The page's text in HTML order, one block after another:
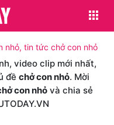
nhỏ, tin tức chở con nhỏ
video clip mới nhất,
đề chở con nhỏ. Mời
con nhỏ và chia sẻ